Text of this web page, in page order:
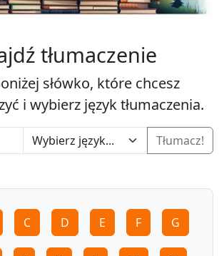
tłumaczenie
słówko, które chcesz
i wybierz język tłumaczenia.
Tłumacz!
C D E F G